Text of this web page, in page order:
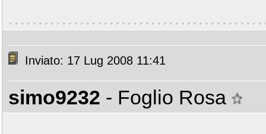
Inviato: 17 Lug 2008 11:41
simo9232 - Foglio Rosa